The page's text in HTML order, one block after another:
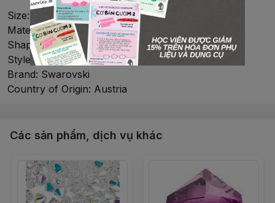
Size: 4mm
Material: Crystal
Shape: Bicone
Style: #5328(5301)
Brand: Swarovski
Country of Origin: Austria
Các sản phẩm, dịch vụ khác